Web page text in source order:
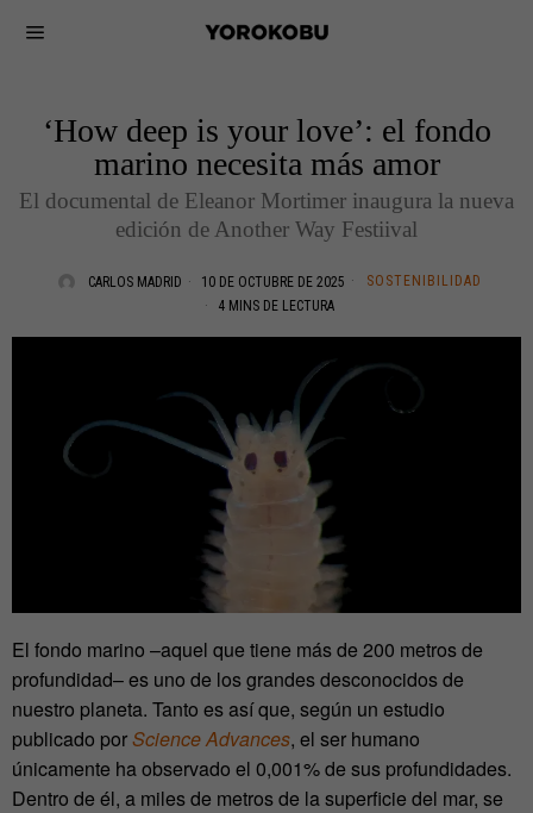
‘How deep is your love’: el fondo
marino necesita más amor
El documental de Eleanor Mortimer inaugura la nueva
edición de Another Way Festiival
CARLOS MADRID 10 DE OCTUBRE DE 2025
SOSTENIBILIDAD
4 MINS DE LECTURA
El fondo marino –aquel que tiene más de 200 metros de
profundidad– es uno de los grandes desconocidos de
nuestro planeta. Tanto es así que, según un estudio
publicado porScience Advances, el ser humano
únicamente ha observado el 0,001% de sus profundidades.
Dentro de él, a miles de metros de la superficie del mar, se